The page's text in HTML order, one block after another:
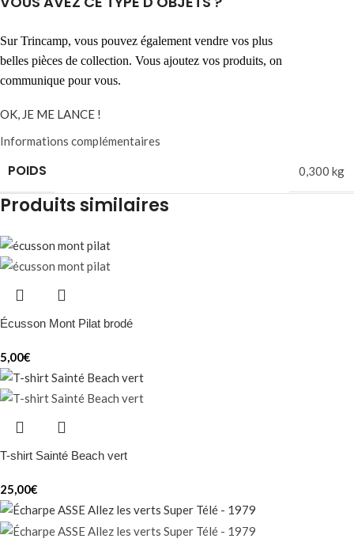
Sur Trincamp, vous pouvez également vendre vos plus
belles pièces de collection. Vous ajoutez vos produits, on
communique pour vous.
OK, JE ME LANCE !
Informations complémentaires
POIDS 0,300 kg
Produits similaires
Écusson Mont Pilat brodé
5,00€
T-shirt Sainté Beach vert
25,00€